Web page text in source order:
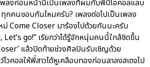
ลงก่อนหน้านี้เป็นเพลงที่ผมกับพี่บีไอคอลแลบ
กคนชอบกันไหมครับ? เพลงต่อไปเป็นเพลง
ม่ Come Closer มาร้องไปด้วยกันนะครับ
go!” เรียกว่าได้รู้จักหนุ่มคนนี้ใกล้ชิดขึ้น
แล้วปิดท้ายช่วงศิลปินรับเชิญด้วย
โวคอลให้พี่สาวได้หูเคลือบทองก่อนลาลงสเตจไป